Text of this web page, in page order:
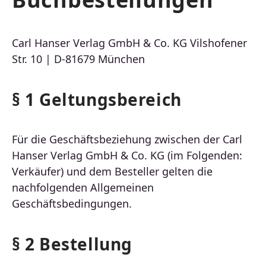
Carl Hanser Verlag GmbH & Co. KG Vilshofener
Str. 10 | D-81679 München
§ 1 Geltungsbereich
Für die Geschäftsbeziehung zwischen der Carl
Hanser Verlag GmbH & Co. KG (im Folgenden:
Verkäufer) und dem Besteller gelten die
nachfolgenden Allgemeinen
Geschäftsbedingungen.
§ 2 Bestellung